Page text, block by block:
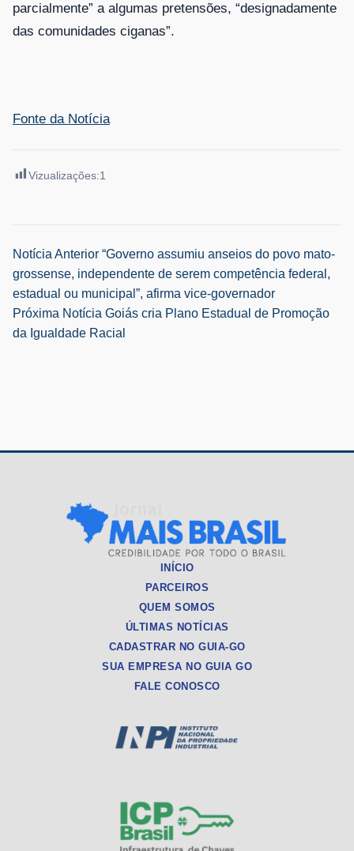
parcialmente” a algumas pretensões, “designadamente
das comunidades ciganas”.
Fonte da Notícia
Vizualizações:1
Navegação
de
Post
Notícia Anterior “Governo assumiu anseios do povo mato-
grossense, independente de serem competência federal,
estadual ou municipal”, afirma vice-governador
Próxima Notícia Goiás cria Plano Estadual de Promoção
da Igualdade Racial
INÍCIO
PARCEIROS
QUEM SOMOS
ÚLTIMAS NOTÍCIAS
CADASTRAR NO GUIA-GO
SUA EMPRESA NO GUIA GO
FALE CONOSCO